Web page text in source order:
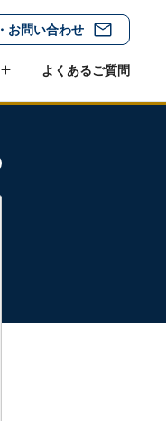
お問い合わせ
よくあるご質問